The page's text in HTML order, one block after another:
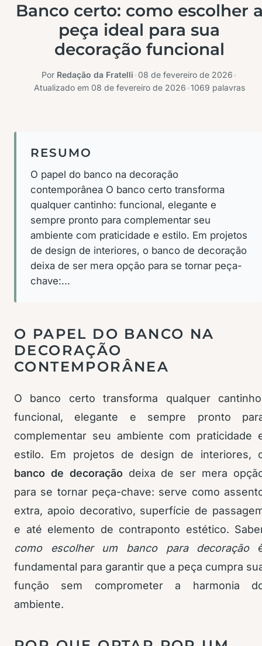
Banco certo: como escolher
peça ideal para sua
decoração funcional
Por Redação da Fratelli 08 de fevereiro de 2026
Atualizado em 08 de fevereiro de 2026 1069 palavras
RESUMO
O papel do banco na decoração
contemporânea O banco certo transforma
qualquer cantinho: funcional, elegante e
sempre pronto para complementar seu
ambiente com praticidade e estilo. Em projetos
de design de interiores, o banco de decoração
deixa de ser mera opção para se tornar peça-
chave:...
O PAPEL DO BANCO NA
DECORAÇÃO
CONTEMPORÂNEA
O banco certo transforma qualquer
funcional, elegante e sempre pronto
complementar seu ambiente com praticidade
estilo. Em projetos de design de interiores,
banco de decoraçãodeixa de ser mera
para se tornar peça-chave: serve como
extra, apoio decorativo, superfície de
e até elemento de contraponto estético.
como escolher um banco para decoração
fundamental para garantir que a peça cumpra
função sem comprometer a harmonia
ambiente.